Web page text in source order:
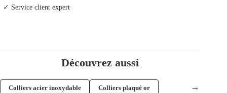
✓ Service client expert
Découvrez aussi
Colliers acier inoxydable Colliers plaqué or →